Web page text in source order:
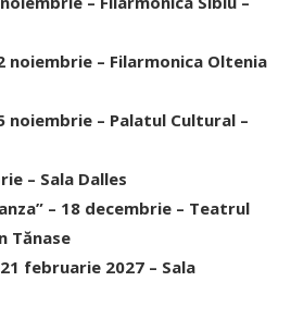
noiembrie – Filarmonica Oltenia
noiembrie – Palatul Cultural –
– Sala Dalles
” – 18 decembrie – Teatrul
Tănase
21 februarie 2027 – Sala